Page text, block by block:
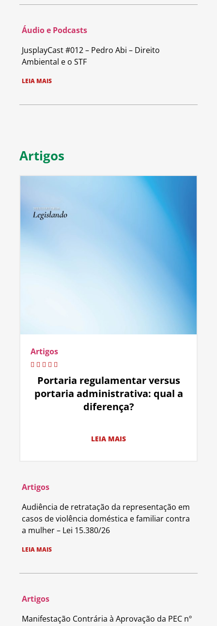
Áudio e Podcasts
JusplayCast #012 – Pedro Abi – Direito
Ambiental e o STF
LEIA MAIS
Artigos
Artigos
Portaria regulamentar versus
portaria administrativa: qual a
diferença?
LEIA MAIS
Artigos
Audiência de retratação da representação em
casos de violência doméstica e familiar contra
a mulher – Lei 15.380/26
LEIA MAIS
Artigos
Manifestação Contrária à Aprovação da PEC nº